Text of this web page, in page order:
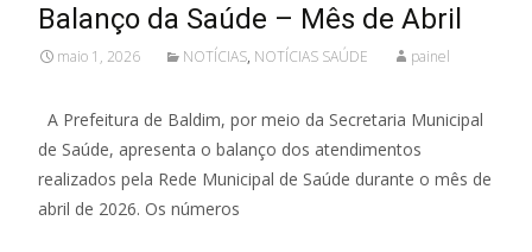
Balanço da Saúde – Mês de Abril
maio 1, 2026 NOTÍCIAS, NOTÍCIAS SAÚDE painel
A Prefeitura de Baldim, por meio da Secretaria Municipal
de Saúde, apresenta o balanço dos atendimentos
realizados pela Rede Municipal de Saúde durante o mês de
abril de 2026. Os números